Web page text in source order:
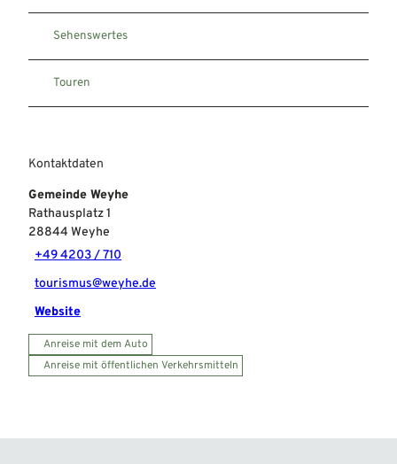
Sehenswertes
Touren
Kontaktdaten
Gemeinde Weyhe
Rathausplatz 1
28844 Weyhe
+49 4203 / 710
tourismus@weyhe.de
Website
Anreise mit dem Auto
Anreise mit öffentlichen Verkehrsmitteln